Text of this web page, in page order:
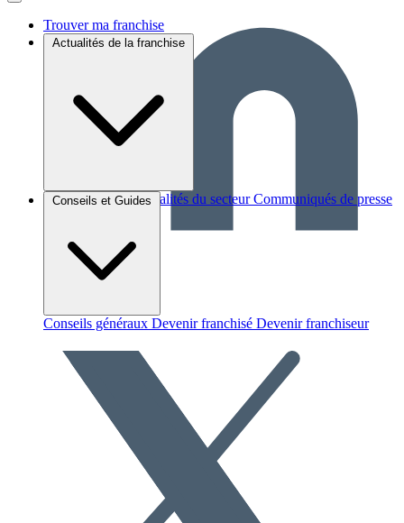
Trouver ma franchise
Actualités de la franchise
Brèves et actus Actualités du secteur Communiqués de presse
Conseils et Guides
Conseils généraux Devenir franchisé Devenir franchiseur